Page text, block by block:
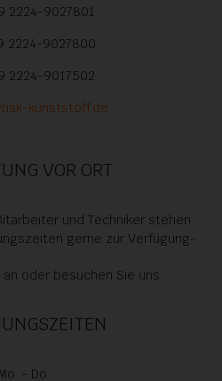
2224-9027801
2224-9027800
2224-9017502
kunststoff.de
VOR ORT
und Techniker stehen
gerne zur Verfügung-
oder besuchen Sie uns.
- Do.: